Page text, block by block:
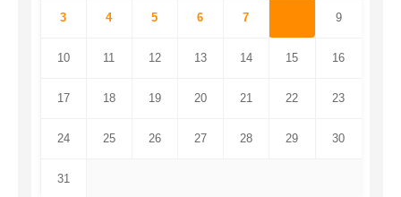
3 4 5 6 7 9
10 11 12 13 14 15 16
17 18 19 20 21 22 23
24 25 26 27 28 29 30
31